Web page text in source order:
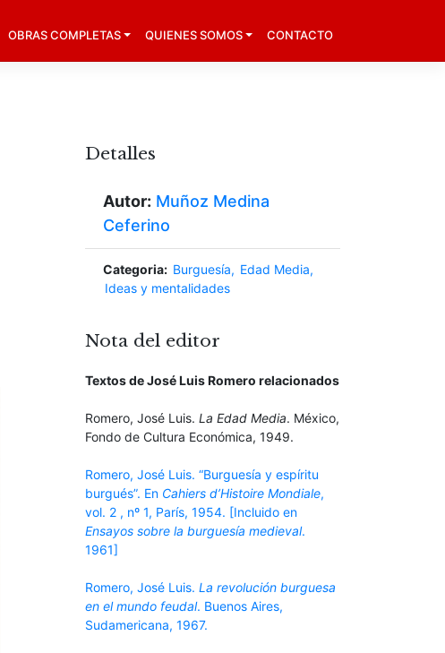
OBRAS COMPLETAS QUIENES SOMOS CONTACTO
Detalles
Autor: Muñoz Medina
Ceferino
Categoria: Burguesía
Edad Media
Ideas y mentalidades
Nota del editor
Textos de José Luis Romero relacionados
Romero, José Luis. La Edad Media. México,
Fondo de Cultura Económica, 1949.
Romero, José Luis. “Burguesía y espíritu
burgués”. En Cahiers d’Histoire Mondiale,
vol. 2 , nº 1, París, 1954. [Incluido en
Ensayos sobre la burguesía medieval.
1961]
Romero, José Luis. La revolución burguesa
en el mundo feudal. Buenos Aires,
Sudamericana, 1967.